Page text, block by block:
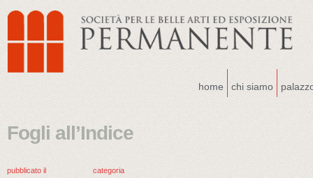
home chi siamo
Fogli all’Indice
pubblicato il categoria